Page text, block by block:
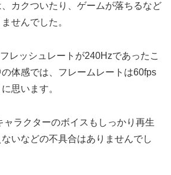
カクついたり、ゲームが落ちるなど
せんでした。
レッシュレートが240Hzであったこ
体感では、フレームレートは60fps
思います。
ャラクターのボイスもしっかり再生
いなどの不具合はありませんでし